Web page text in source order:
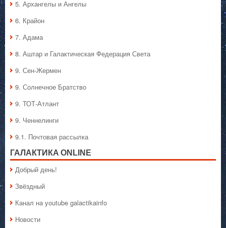
5. Архангелы и Ангелы
6. Крайон
7. Адама
8. Аштар и Галактическая Федерация Света
9. Сен-Жермен
9. Солнечное Братство
9. ТОТ-Атлант
9. Ченнелинги
9.1. Почтовая рассылка
ГАЛАКТИКA ONLINE
Добрый день!
Звёздный
Канал на youtube galactikainfo
Новости